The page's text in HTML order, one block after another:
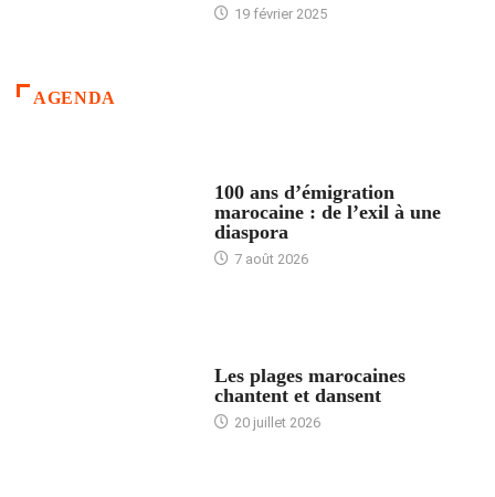
19 février 2025
AGENDA
100 ans d’émigration
marocaine : de l’exil à une
diaspora
7 août 2026
Les plages marocaines
chantent et dansent
20 juillet 2026